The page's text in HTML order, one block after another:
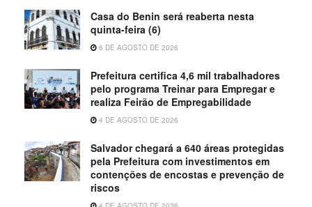
Casa do Benin será reaberta nesta
quinta-feira (6)
6 DE AGOSTO DE 2026
Prefeitura certifica 4,6 mil trabalhadores
pelo programa Treinar para Empregar e
realiza Feirão de Empregabilidade
4 DE AGOSTO DE 2026
Salvador chegará a 640 áreas protegidas
pela Prefeitura com investimentos em
contenções de encostas e prevenção de
riscos